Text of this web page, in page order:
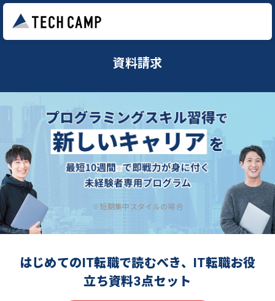
資料請求
※短期集中スタイルの場合
はじめてのIT転職で読むべき、IT転職お役
立ち資料3点セット